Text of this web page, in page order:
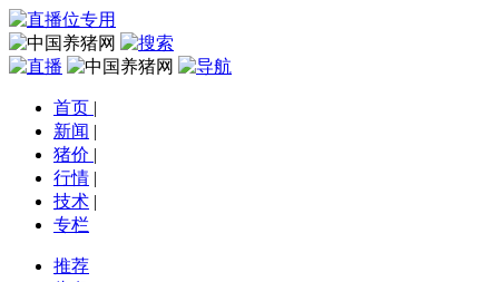
首页 |
新闻 |
猪价 |
行情 |
技术 |
专栏
推荐